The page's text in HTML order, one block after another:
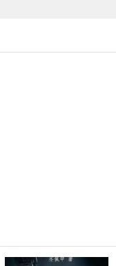
15:52
14:19